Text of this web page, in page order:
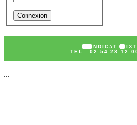
SY NDICAT M
TEL : 02 54 28 12
...